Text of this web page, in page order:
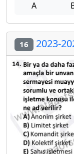
A
16 2023-